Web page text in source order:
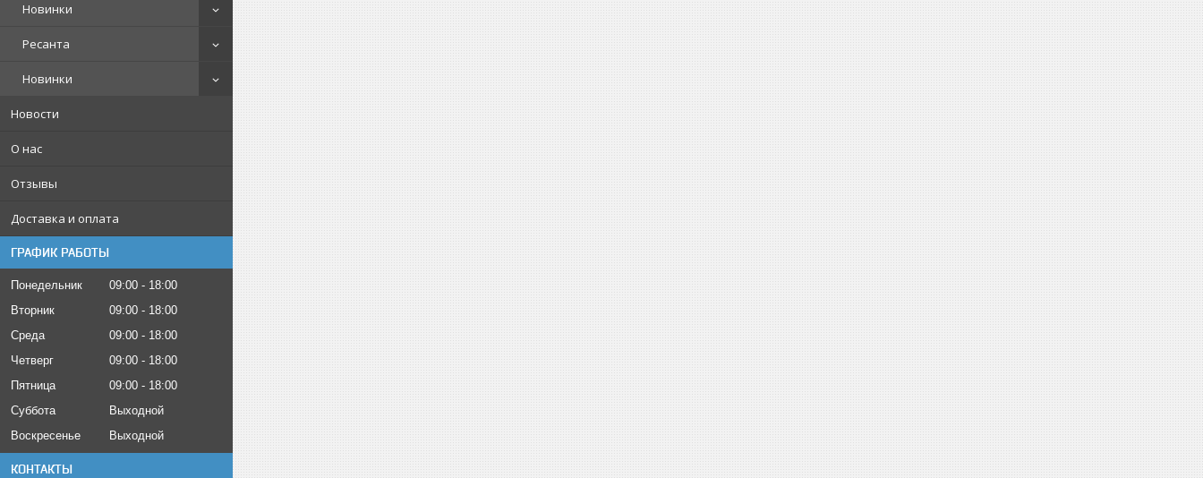
Новинки
Ресанта
Новинки
Новости
О нас
Отзывы
Доставка и оплата
ГРАФИК РАБОТЫ
Понедельник 09:00
18:00
Вторник
09:00
18:00
Среда
09:00
18:00
Четверг
09:00
18:00
Пятница
09:00
18:00
Суббота
Выходной
Воскресенье
Выходной
КОНТАКТЫ